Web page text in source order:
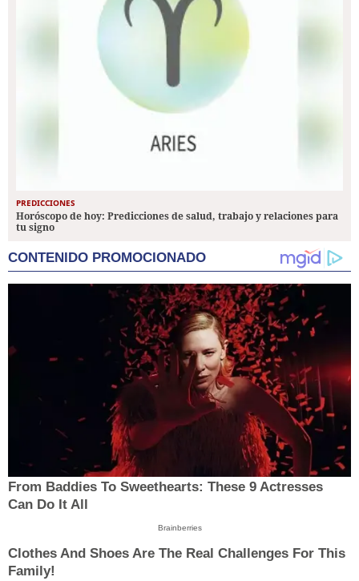
PREDICCIONES
Horóscopo de hoy: Predicciones de salud, trabajo y relaciones para
tu signo
CONTENIDO PROMOCIONADO
From Baddies To Sweethearts: These 9 Actresses
Can Do It All
Brainberries
Clothes And Shoes Are The Real Challenges For This
Family!